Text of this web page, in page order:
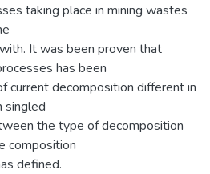
taking place in mining wastes
It was been proven that
has been
current decomposition different in
singled
the type of decomposition
composition
defined.